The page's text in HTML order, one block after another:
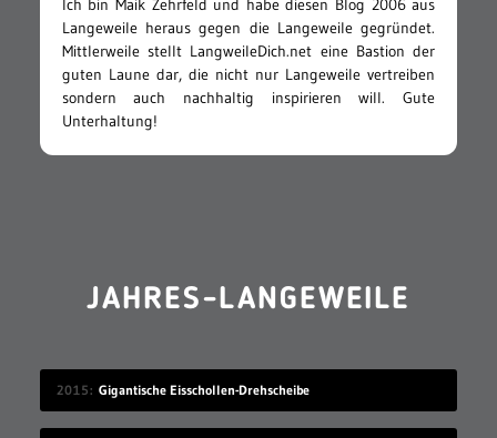
Ich bin Maik Zehrfeld und habe diesen Blog 2006 aus
Langeweile heraus gegen die Langeweile gegründet.
Mittlerweile stellt LangweileDich.net eine Bastion der
guten Laune dar, die nicht nur Langeweile vertreiben
sondern auch nachhaltig inspirieren will. Gute
Unterhaltung!
JAHRES-LANGEWEILE
2015 Gigantische Eisschollen-Drehscheibe